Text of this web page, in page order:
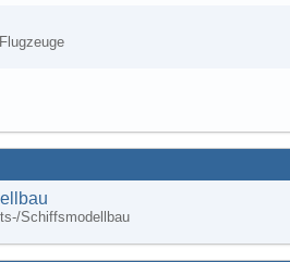
Schiffsmodellbau